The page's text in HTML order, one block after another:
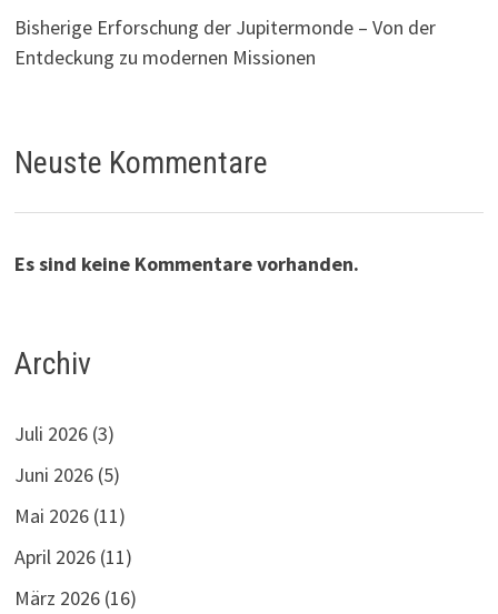
Bisherige Erforschung der Jupitermonde – Von der
Entdeckung zu modernen Missionen
Neuste Kommentare
Es sind keine Kommentare vorhanden.
Archiv
Juli 2026 (3)
Juni 2026 (5)
Mai 2026 (11)
April 2026 (11)
März 2026 (16)